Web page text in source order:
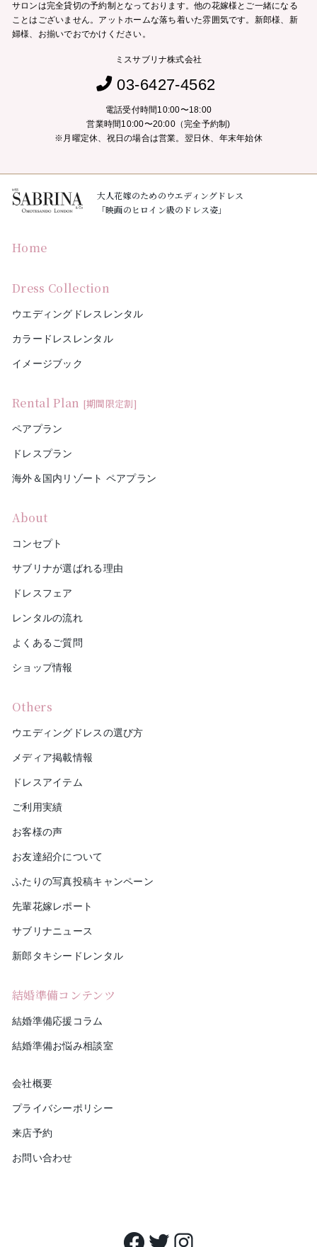
サロンは完全貸切の予約制となっております。他の花嫁様とご一緒になる
ことはございません。 アットホームな落ち着いた雰囲気です。新郎様、新
婦様、お揃いでおでかけください。
ミスサブリナ株式会社
03-6427-4562
電話受付時間10:00〜18:00
営業時間10:00〜20:00（完全予約制)
※月曜定休、祝日の場合は営業。翌日休、年末年始休
大人花嫁のためのウエディングドレス
「映画のヒロイン級のドレス姿」
Home
Dress Collection
ウエディングドレスレンタル
カラードレスレンタル
イメージブック
Rental Plan [期間限定割]
ペアプラン
ドレスプラン
海外＆国内リゾート ペアプラン
About
コンセプト
サブリナが選ばれる理由
ドレスフェア
レンタルの流れ
よくあるご質問
ショップ情報
Others
ウエディングドレスの選び方
メディア掲載情報
ドレスアイテム
ご利用実績
お客様の声
お友達紹介について
ふたりの写真投稿キャンペーン
先輩花嫁レポート
サブリナニュース
新郎タキシードレンタル
結婚準備コンテンツ
結婚準備応援コラム
結婚準備お悩み相談室
会社概要
プライバシーポリシー
来店予約
お問い合わせ